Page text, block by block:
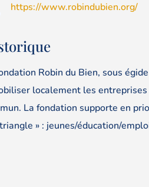
https://www.robindubien.org/
Robin du Bien, sous
localement les
La fondation supporte en
» : jeunes/éducation/